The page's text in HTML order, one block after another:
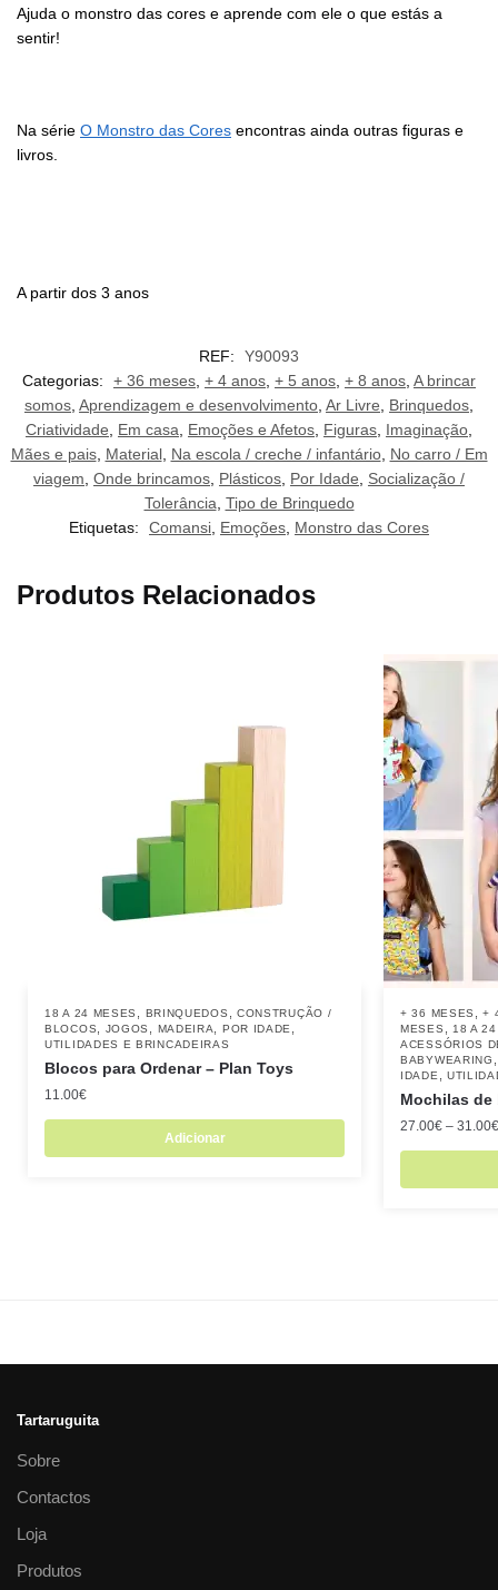
Ajuda o monstro das cores e aprende com ele o que estás a
sentir!
Na série O Monstro das Cores encontras ainda outras figuras e
livros.
A partir dos 3 anos
REF:
Y90093
Categorias:
+ 36 meses + 4 anos + 5 anos + 8 anos A brincar
somos Aprendizagem e desenvolvimento Ar Livre Brinquedos
Criatividade
Em casa Emoções e Afetos Figuras Imaginação
Mães e pais, Material, Na escola / creche / infantário, No carro / Em
viagem Onde brincamos Plásticos Por Idade
Socialização /
Tolerância Tipo de Brinquedo
Etiquetas:
Comansi Emoções Monstro das Cores
Produtos Relacionados
18 A 24 MESES BRINQUEDOS
CONSTRUÇÃO /
BLOCOS
JOGOS MADEIRA POR IDADE
UTILIDADES E BRINCADEIRAS
Blocos para Ordenar – Plan Toys
11.00€
Adicionar
+ 36 MESES ,+
MESES
18 A
ACESSÓRIOS
BABYWEARING
IDADE
Mochilas de
27.00€ – 31.00€
Tartaruguita
Sobre
Contactos
Loja
Produtos